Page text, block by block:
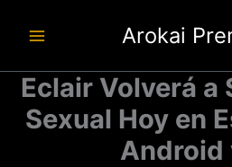
Arokai
Eclair Volverá a
Sexual Hoy en
Android